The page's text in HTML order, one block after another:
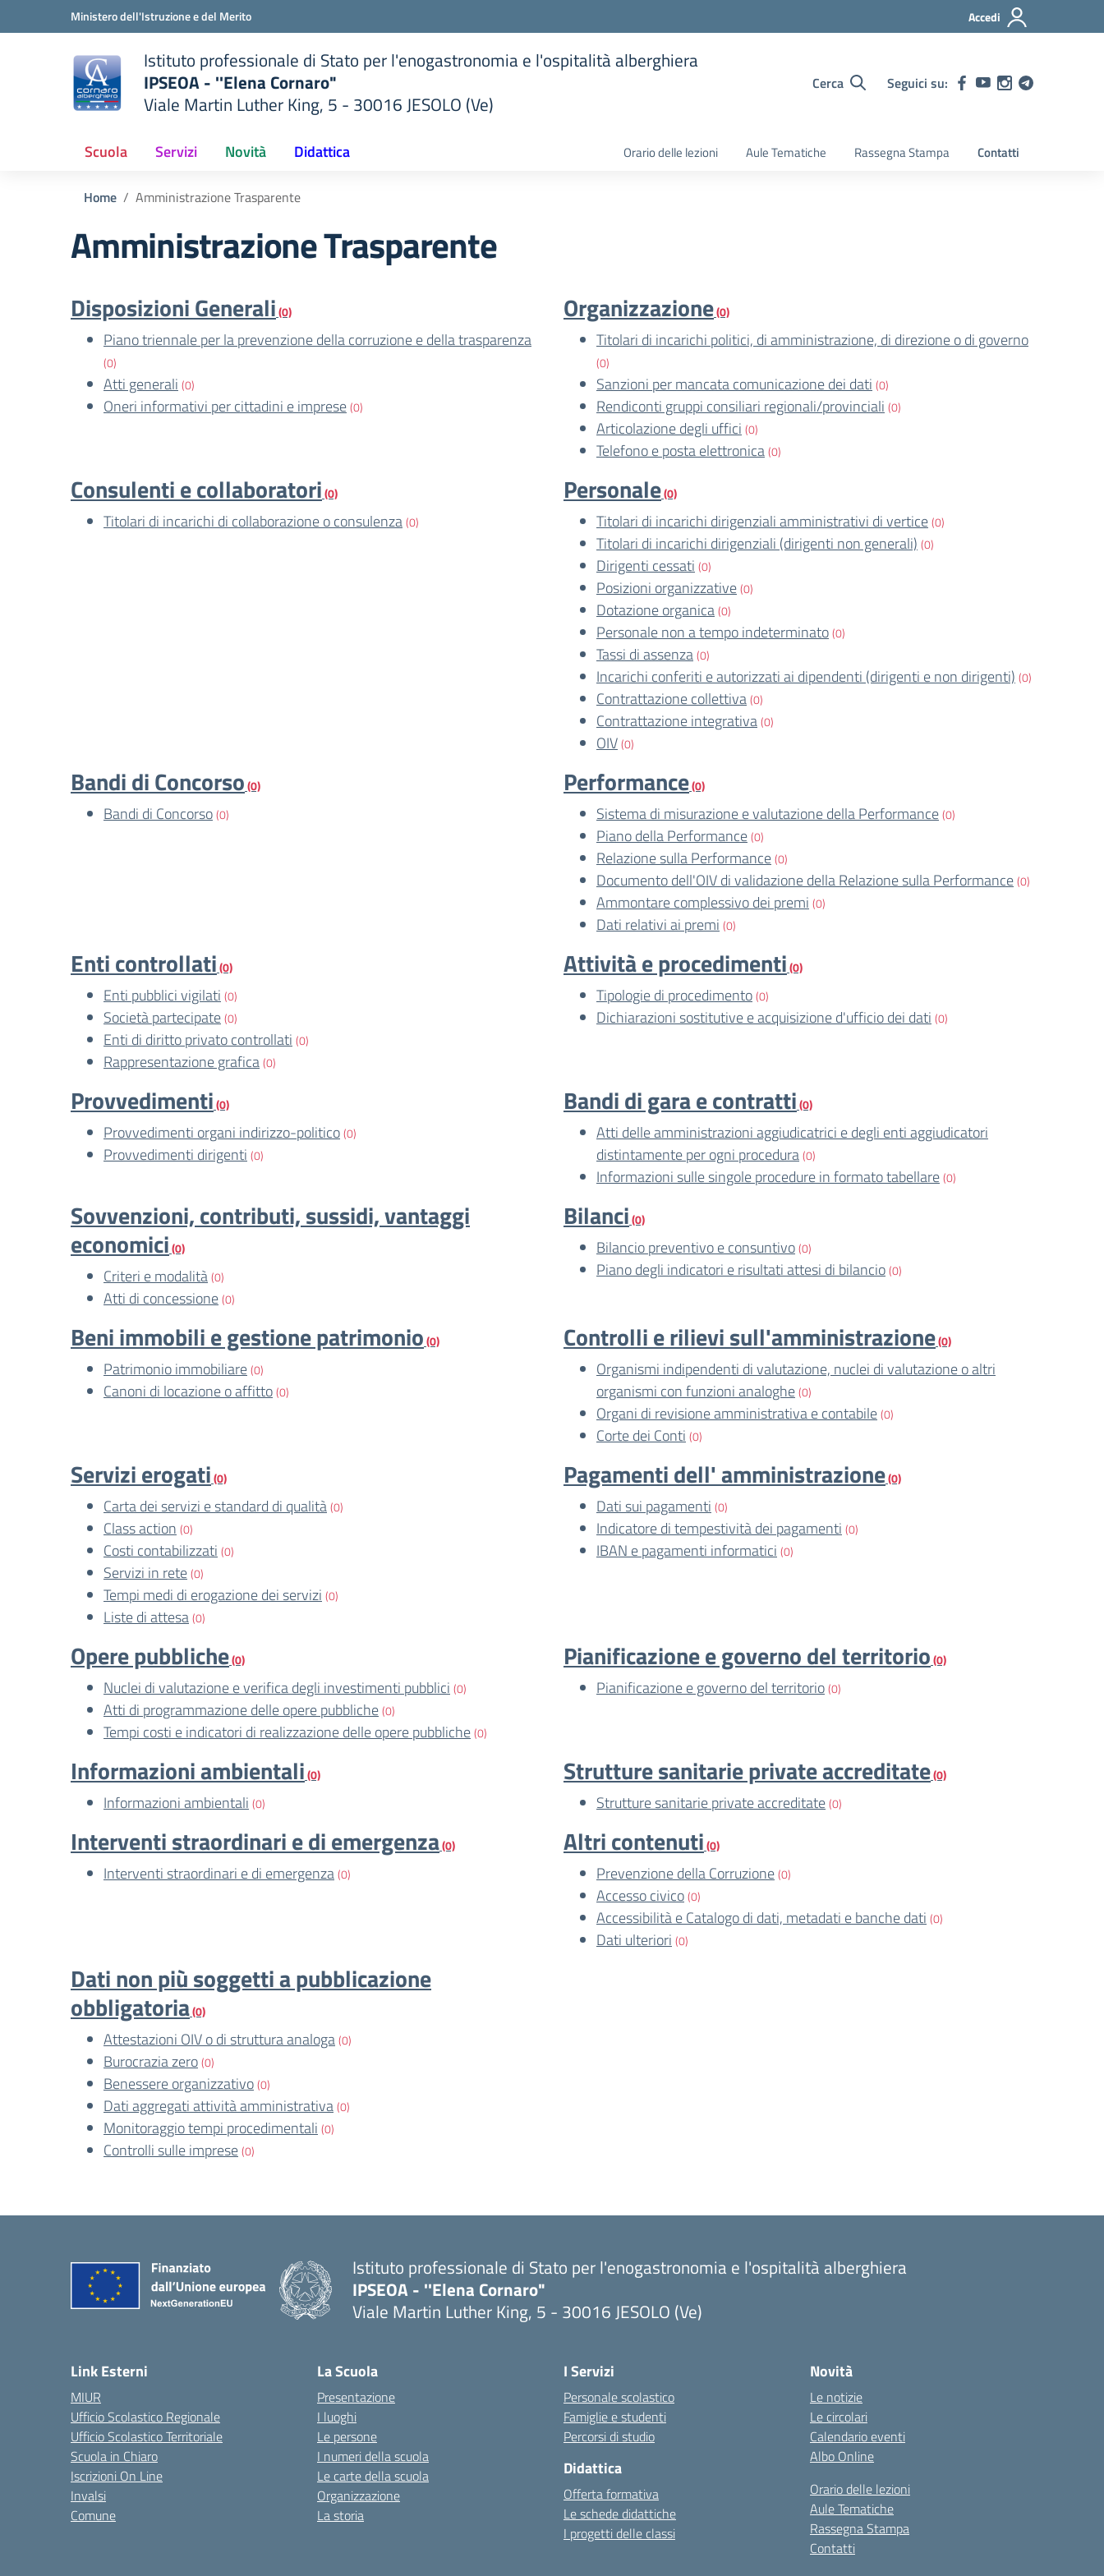
Vai ai contenuti
Vai al menu di navigazioneMinistero dell'Istruzione e del Merito Accedi
Istituto professionale di Stato per l'enogastronomia e l'ospitalità alberghiera
IPSEOA - ''Elena Cornaro"
Viale Martin Luther King, 5 - 30016 JESOLO (Ve)
Cerca Seguici su:
Scuola Servizi Novità Didattica Orario delle lezioni Aule Tematiche Rassegna Stampa Contatti
Home Amministrazione Trasparente
Amministrazione Trasparente
Disposizioni Generali(0)
Piano triennale per la prevenzione della corruzione e della trasparenza
(0)
Atti generali (0)
Oneri informativi per cittadini e imprese(0)
Organizzazione(0)
Titolari di incarichi politici, di amministrazione, di direzione o di governo
(0)
Sanzioni per mancata comunicazione dei dati (0)
Rendiconti gruppi consiliari regionali/provinciali (0)
Articolazione degli uffici (0)
Telefono e posta elettronica(0)
Consulenti e collaboratori(0)
Titolari di incarichi di collaborazione o consulenza(0)
Personale(0)
Titolari di incarichi dirigenziali amministrativi di vertice(0)
Titolari di incarichi dirigenziali (dirigenti non generali) (0)
Dirigenti cessati (0)
Posizioni organizzative(0)
Dotazione organica(0)
Personale non a tempo indeterminato(0)
Tassi di assenza(0)
Incarichi conferiti e autorizzati ai dipendenti (dirigenti e non dirigenti) (0)
Contrattazione collettiva(0)
Contrattazione integrativa(0)
OIV(0)
Bandi di Concorso(0)
Bandi di Concorso(0)
Performance(0)
Sistema di misurazione e valutazione della Performance(0)
Piano della Performance(0)
Relazione sulla Performance(0)
Documento dell'OIV di validazione della Relazione sulla Performance(0)
Ammontare complessivo dei premi (0)
Dati relativi ai premi (0)
Enti controllati(0)
Enti pubblici vigilati (0)
Società partecipate(0)
Enti di diritto privato controllati (0)
Rappresentazione grafica(0)
Attività e procedimenti(0)
Tipologie di procedimento(0)
Dichiarazioni sostitutive e acquisizione d'ufficio dei dati (0)
Provvedimenti(0)
Provvedimenti organi indirizzo-politico(0)
Provvedimenti dirigenti (0)
Bandi di gara e contratti(0)
Atti delle amministrazioni aggiudicatrici e degli enti aggiudicatori
distintamente per ogni procedura(0)
Informazioni sulle singole procedure in formato tabellare(0)
Sovvenzioni, contributi, sussidi, vantaggi
economici(0)
Criteri e modalità(0)
Atti di concessione(0)
Bilanci(0)
Bilancio preventivo e consuntivo(0)
Piano degli indicatori e risultati attesi di bilancio(0)
Beni immobili e gestione patrimonio(0)
Patrimonio immobiliare(0)
Canoni di locazione o affitto(0)
Controlli e rilievi sull'amministrazione(0)
Organismi indipendenti di valutazione, nuclei di valutazione o altri
organismi con funzioni analoghe(0)
Organi di revisione amministrativa e contabile(0)
Corte dei Conti (0)
Servizi erogati(0)
Carta dei servizi e standard di qualità(0)
Class action (0)
Costi contabilizzati (0)
Servizi in rete(0)
Tempi medi di erogazione dei servizi (0)
Liste di attesa(0)
Pagamenti dell' amministrazione(0)
Dati sui pagamenti (0)
Indicatore di tempestività dei pagamenti (0)
IBAN e pagamenti informatici (0)
Opere pubbliche(0)
Nuclei di valutazione e verifica degli investimenti pubblici (0)
Atti di programmazione delle opere pubbliche(0)
Tempi costi e indicatori di realizzazione delle opere pubbliche(0)
Pianificazione e governo del territorio(0)
Pianificazione e governo del territorio(0)
Informazioni ambientali(0)
Informazioni ambientali (0)
Strutture sanitarie private accreditate(0)
Strutture sanitarie private accreditate(0)
Interventi straordinari e di emergenza(0)
Interventi straordinari e di emergenza(0)
Altri contenuti(0)
Prevenzione della Corruzione(0)
Accesso civico(0)
Accessibilità e Catalogo di dati, metadati e banche dati (0)
Dati ulteriori (0)
Dati non più soggetti a pubblicazione
obbligatoria(0)
Attestazioni OIV o di struttura analoga(0)
Burocrazia zero(0)
Benessere organizzativo(0)
Dati aggregati attività amministrativa(0)
Monitoraggio tempi procedimentali (0)
Controlli sulle imprese(0)
Istituto professionale di Stato per l'enogastronomia e l'ospitalità alberghiera
IPSEOA - ''Elena Cornaro"
Viale Martin Luther King, 5 - 30016 JESOLO (Ve)
Link Esterni
MIUR
Ufficio Scolastico Regionale
Ufficio Scolastico Territoriale
Scuola in Chiaro
Iscrizioni On Line
Invalsi
Comune
La Scuola
Presentazione
I luoghi
Le persone
I numeri della scuola
Le carte della scuola
Organizzazione
La storia
I Servizi
Personale scolastico
Famiglie e studenti
Percorsi di studio
Didattica
Offerta formativa
Le schede didattiche
I progetti delle classi
Novità
Le notizie
Le circolari
Calendario eventi
Albo Online
Orario delle lezioni
Aule Tematiche
Rassegna Stampa
Contatti